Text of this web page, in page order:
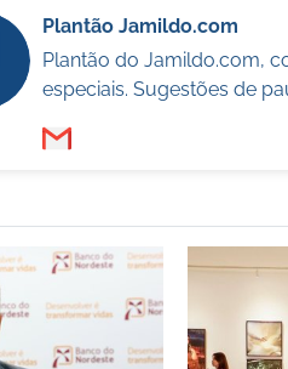
Plantão Jamildo.com
Plantão do Jamildo.com,
especiais. Sugestões de